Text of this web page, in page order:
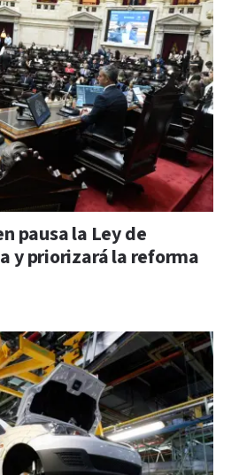
pausa la Ley de
y priorizará la reforma